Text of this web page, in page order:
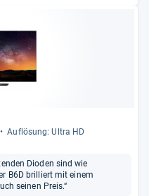
Auf­lö­sung: Ultra HD
Dioden sind wie
B6D brilliert mit einem
seinen Preis.“